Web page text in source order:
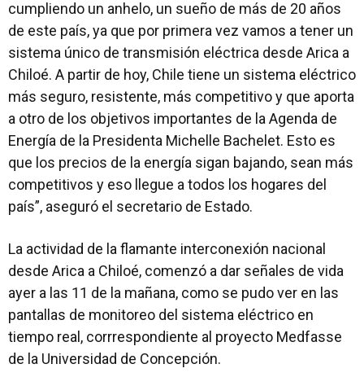
cumpliendo un anhelo, un sueño de más de 20 años
de este país, ya que por primera vez vamos a tener un
sistema único de transmisión eléctrica desde Arica a
Chiloé. A partir de hoy, Chile tiene un sistema eléctrico
más seguro, resistente, más competitivo y que aporta
a otro de los objetivos importantes de la Agenda de
Energía de la Presidenta Michelle Bachelet. Esto es
que los precios de la energía sigan bajando, sean más
competitivos y eso llegue a todos los hogares del
país”, aseguró el secretario de Estado.
La actividad de la flamante interconexión nacional
desde Arica a Chiloé, comenzó a dar señales de vida
ayer a las 11 de la mañana, como se pudo ver en las
pantallas de monitoreo del sistema eléctrico en
tiempo real, corrrespondiente al proyecto Medfasse
de la Universidad de Concepción.